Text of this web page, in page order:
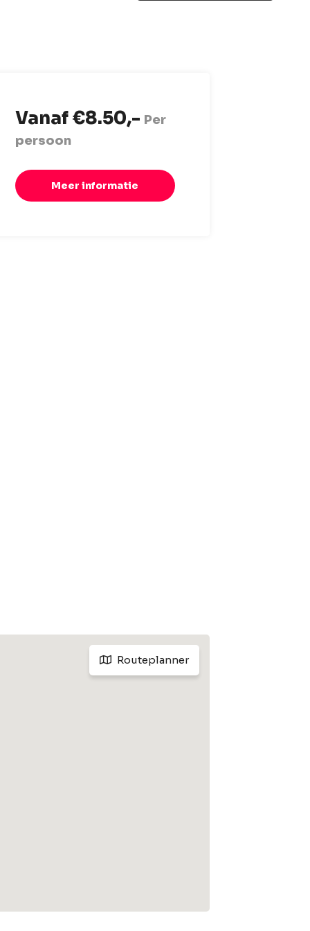
Vanaf €8.50,- Per
persoon
Meer informatie
Routeplanner